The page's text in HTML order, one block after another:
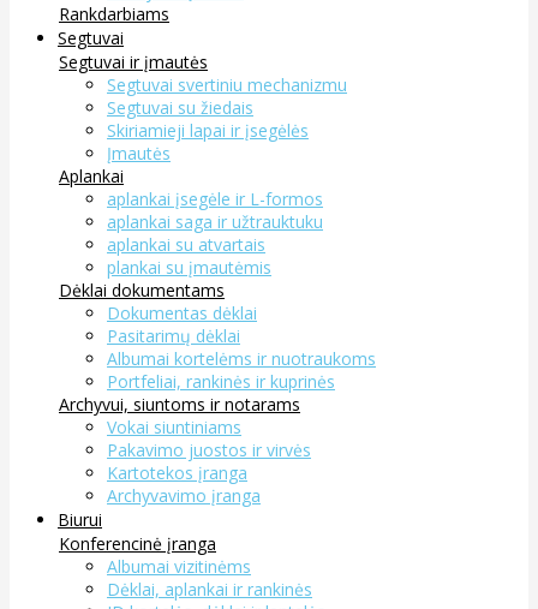
Rankdarbiams
Segtuvai
Segtuvai ir įmautės
Segtuvai svertiniu mechanizmu
Segtuvai su žiedais
Skiriamieji lapai ir įsegėlės
Įmautės
Aplankai
aplankai įsegėle ir L-formos
aplankai saga ir užtrauktuku
aplankai su atvartais
plankai su įmautėmis
Dėklai dokumentams
Dokumentas dėklai
Pasitarimų dėklai
Albumai kortelėms ir nuotraukoms
Portfeliai, rankinės ir kuprinės
Archyvui, siuntoms ir notarams
Vokai siuntiniams
Pakavimo juostos ir virvės
Kartotekos įranga
Archyvavimo įranga
Biurui
Konferencinė įranga
Albumai vizitinėms
Dėklai, aplankai ir rankinės